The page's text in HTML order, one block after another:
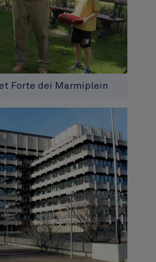
Forte dei Marmiplein